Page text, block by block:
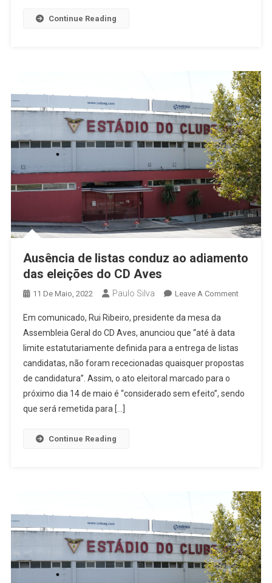
Continue Reading
Ausência de listas conduz ao adiamento
das eleições do CD Aves
11 De Maio, 2022 Paulo Silva Leave A CommentOn
Conduz
Ao
Das
Em comunicado, Rui Ribeiro, presidente da mesa da
Assembleia Geral do CD Aves, anunciou que “até à data
limite estatutariamente definida para a entrega de listas
candidatas, não foram rececionadas quaisquer propostas
de candidatura”. Assim, o ato eleitoral marcado para o
próximo dia 14 de maio é “considerado sem efeito”, sendo
que será remetida para […]
Continue Reading